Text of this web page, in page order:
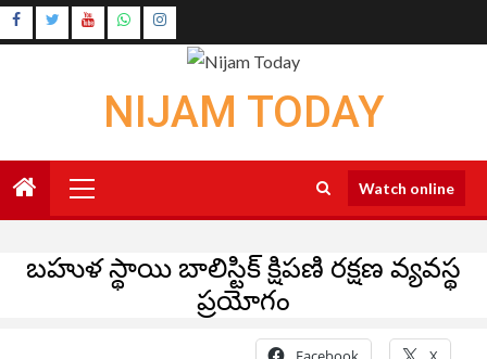
Skip
to
Instagram
NIJAM TODAY
Menu
Watch online
బహుళ స్థాయి బాలిస్టిక్ క్షిపణి రక్షణ వ్యవస్థ
ప్రయోగం